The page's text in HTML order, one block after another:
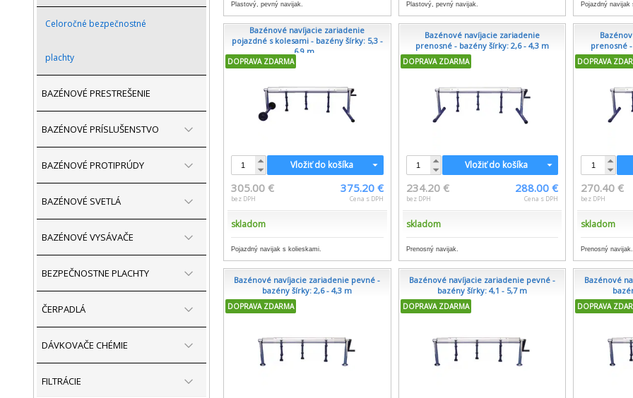
Celoročné bezpečnostné
plachty
BAZÉNOVÉ PRESTREŠENIE
BAZÉNOVÉ PRÍSLUŠENSTVO
BAZÉNOVÉ PROTIPRÚDY
BAZÉNOVÉ SVETLÁ
BAZÉNOVÉ VYSÁVAČE
BEZPEČNOSTNE PLACHTY
ČERPADLÁ
DÁVKOVAČE CHÉMIE
FILTRÁCIE
Plastový, pevný navijak. Plastový, pevný navijak. Pojazdný navijak
Bazénové navíjacie zariadenie
pojazdné s kolesami - bazény šírky: 5,3 -
6,9 m...
DOPRAVA ZDARMA
Vložiť do košíka
305.00 €
bez DPH
375.20 €
Cena s DPH
skladom
Pojazdný navijak s kolieskami.
Bazénové navíjacie zariadenie
prenosné - bazény šírky: 2,6 - 4,3 m
DOPRAVA ZDARMA
Vložiť do košíka
234.20 €
bez DPH
288.00 €
Cena s DPH
skladom
Prenosný navijak.
prenosné
DOPRAVA
270.40 €
bez DPH
skladom
Prenosný navijak.
Bazénové navíjacie zariadenie pevné -
bazény šírky: 2,6 - 4,3 m
DOPRAVA ZDARMA
Bazénové navíjacie zariadenie pevné -
bazény šírky: 4,1 - 5,7 m
DOPRAVA ZDARMA
Bazénové
DOPRAVA